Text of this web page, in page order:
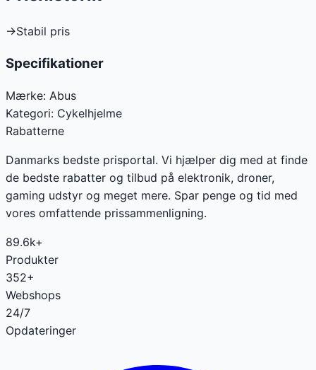
→Stabil pris
Specifikationer
Mærke: Abus
Kategori: Cykelhjelme
Rabatterne
Danmarks bedste prisportal. Vi hjælper dig med at finde
de bedste rabatter og tilbud på elektronik, droner,
gaming udstyr og meget mere. Spar penge og tid med
vores omfattende prissammenligning.
89.6k+
Produkter
352+
Webshops
24/7
Opdateringer